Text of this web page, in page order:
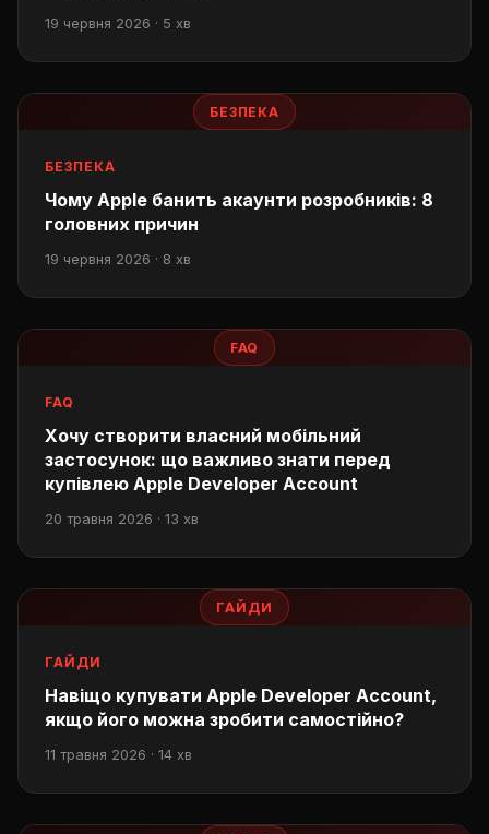
19 червня 2026 · 5 хв
БЕЗПЕКА
БЕЗПЕКА
Чому Apple банить акаунти розробників: 8
головних причин
19 червня 2026 · 8 хв
FAQ
FAQ
Хочу створити власний мобільний
застосунок: що важливо знати перед
купівлею Apple Developer Account
20 травня 2026 · 13 хв
ГАЙДИ
ГАЙДИ
Навіщо купувати Apple Developer Account,
якщо його можна зробити самостійно?
11 травня 2026 · 14 хв